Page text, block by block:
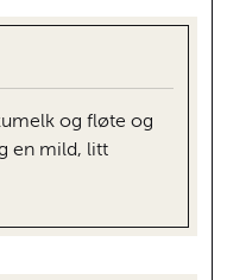
og fløte og
en mild, litt